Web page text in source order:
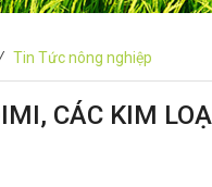
Tin Tức nông nghiệp
CÁC KIM